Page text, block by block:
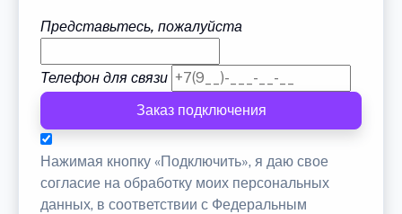
Представьтесь, пожалуйста
Телефон для связи
Заказ подключения
Нажимая кнопку «Подключить», я даю свое
согласие на обработку моих персональных
данных, в соответствии с Федеральным